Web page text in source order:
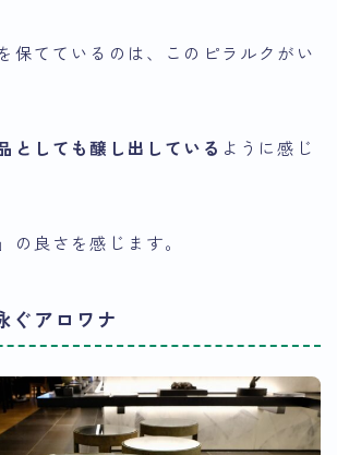
保てているのは、このピラルクがい
としても醸し出している ように感じ
の良さを感じます。
ぐアロワナ